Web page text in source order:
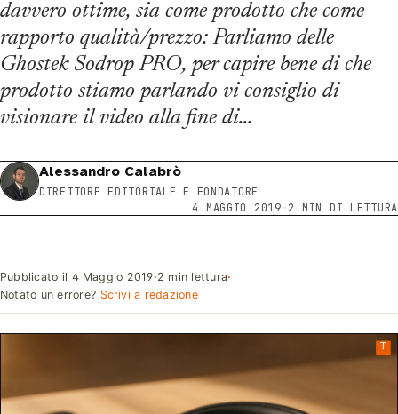
davvero ottime, sia come prodotto che come
rapporto qualità/prezzo: Parliamo delle
Ghostek Sodrop PRO, per capire bene di che
prodotto stiamo parlando vi consiglio di
visionare il video alla fine di…
Alessandro Calabrò
DIRETTORE EDITORIALE E FONDATORE
4 MAGGIO 2019 ·2 MIN DI LETTURA
Pubblicato il 4 Maggio 2019·2 min lettura·
Notato un errore? Scrivi a redazione